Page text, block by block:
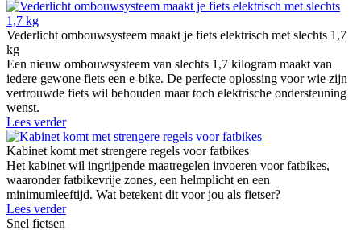
Vederlicht ombouwsysteem maakt je fiets elektrisch met slechts 1,7
kg
Een nieuw ombouwsysteem van slechts 1,7 kilogram maakt van
iedere gewone fiets een e-bike. De perfecte oplossing voor wie zijn
vertrouwde fiets wil behouden maar toch elektrische ondersteuning
wenst.
Lees verder
Kabinet komt met strengere regels voor fatbikes
Het kabinet wil ingrijpende maatregelen invoeren voor fatbikes,
waaronder fatbikevrije zones, een helmplicht en een
minimumleeftijd. Wat betekent dit voor jou als fietser?
Lees verder
Snel fietsen